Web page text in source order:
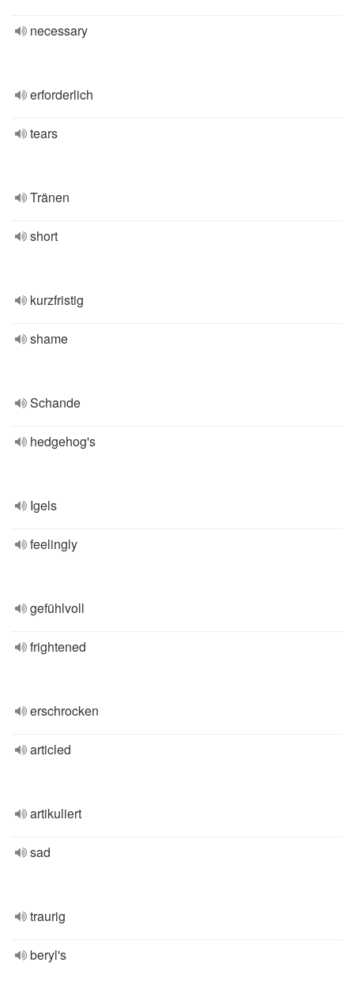
necessary
erforderlich
tears
Tränen
short
kurzfristig
shame
Schande
hedgehog's
Igels
feelingly
gefühlvoll
frightened
erschrocken
articled
artikuliert
sad
traurig
beryl's